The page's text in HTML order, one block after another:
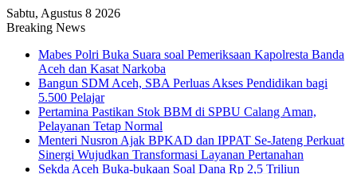
Sabtu, Agustus 8 2026
Breaking News
Mabes Polri Buka Suara soal Pemeriksaan Kapolresta Banda
Aceh dan Kasat Narkoba
Bangun SDM Aceh, SBA Perluas Akses Pendidikan bagi
5.500 Pelajar
Pertamina Pastikan Stok BBM di SPBU Calang Aman,
Pelayanan Tetap Normal
Menteri Nusron Ajak BPKAD dan IPPAT Se-Jateng Perkuat
Sinergi Wujudkan Transformasi Layanan Pertanahan
Sekda Aceh Buka-bukaan Soal Dana Rp 2,5 Triliun